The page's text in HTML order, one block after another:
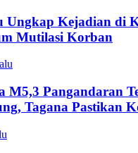
Ungkap Kejadian di
Mutilasi Korban
M5,3 Pangandaran
Tagana Pastikan